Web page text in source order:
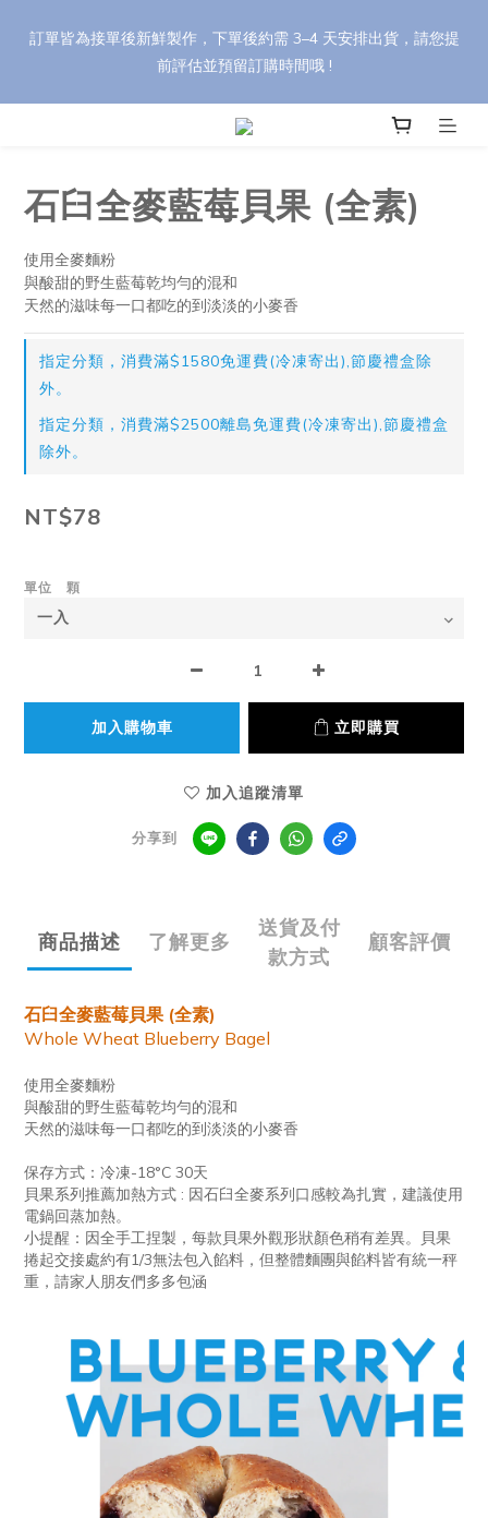
折（刷卡最高優惠）。 輸入折扣碼 【YH88】，依活動辦法享最高
85 折優惠！
訂單皆為接單後新鮮製作，下單後約需 3–4 天安排出貨，請您提
前評估並預留訂購時間哦 !
🎁 【中秋禮盒訂購優惠】 任選 8 盒以上享 95 折，30 盒以上享 9
石臼全麥藍莓貝果 (全素)
使用全麥麵粉
與酸甜的野生藍莓乾均勻的混和
天然的滋味每一口都吃的到淡淡的小麥香
指定分類，消費滿$1580免運費(冷凍寄出),節慶禮盒除
外。
指定分類，消費滿$2500離島免運費(冷凍寄出),節慶禮盒
除外。
NT$78
單位 顆
加入購物車 立即購買
加入追蹤清單
分享到
商品描述 了解更多
送貨及付
款方式
顧客評價
石臼全麥藍莓貝果 (全素)
Whole Wheat Blueberry Bagel
使用全麥麵粉
與酸甜的野生藍莓乾均勻的混和
天然的滋味每一口都吃的到淡淡的小麥香
保存方式：冷凍-18°C 30天
貝果系列推薦加熱方式 : 因石臼全麥系列口感較為扎實，建議使用
電鍋回蒸加熱。
小提醒：因全手工捏製，每款貝果外觀形狀顏色稍有差異。貝果
捲起交接處約有1/3無法包入餡料，但整體麵團與餡料皆有統一秤
重，請家人朋友們多多包涵